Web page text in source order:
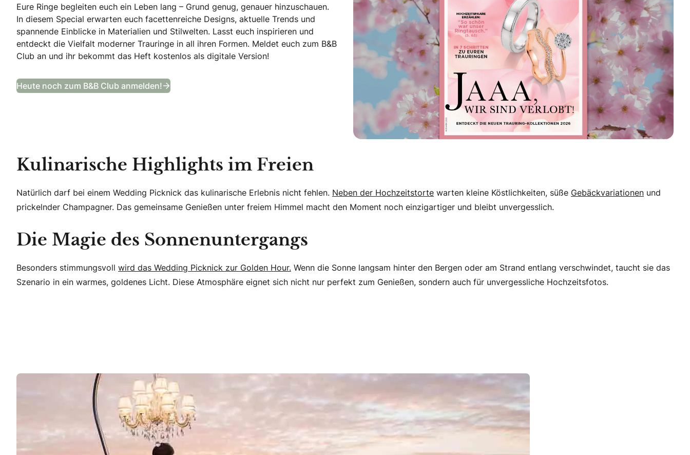
Eure Ringe begleiten euch ein Leben lang – Grund genug, genauer hinzuschauen.
In diesem Special erwarten euch facettenreiche Designs, aktuelle Trends und
spannende Einblicke in Materialien und Stilwelten. Lasst euch inspirieren und
entdeckt die Vielfalt moderner Trauringe in all ihren Formen. Meldet euch zum B&B
Club an und ihr bekommt das Heft kostenlos als digitale Version!
Heute noch zum B&B Club anmelden!
Kulinarische Highlights im Freien
Natürlich darf bei einem Wedding Picknick das kulinarische Erlebnis nicht fehlen. Neben der Hochzeitstorte warten kleine Köstlichkeiten, süße Gebäckvariationen und
prickelnder Champagner. Das gemeinsame Genießen unter freiem Himmel macht den Moment noch einzigartiger und bleibt unvergesslich.
Die Magie des Sonnenuntergangs
Besonders stimmungsvoll wird das Wedding Picknick zur Golden Hour. Wenn die Sonne langsam hinter den Bergen oder am Strand entlang verschwindet, taucht sie das
Szenario in ein warmes, goldenes Licht. Diese Atmosphäre eignet sich nicht nur perfekt zum Genießen, sondern auch für unvergessliche Hochzeitsfotos.